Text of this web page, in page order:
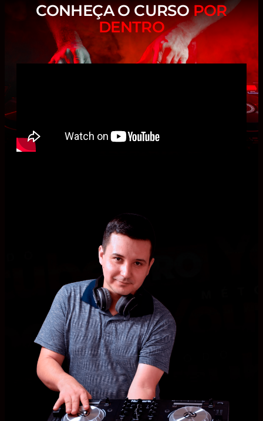
CONHEÇA O CURSOPOR
DENTRO